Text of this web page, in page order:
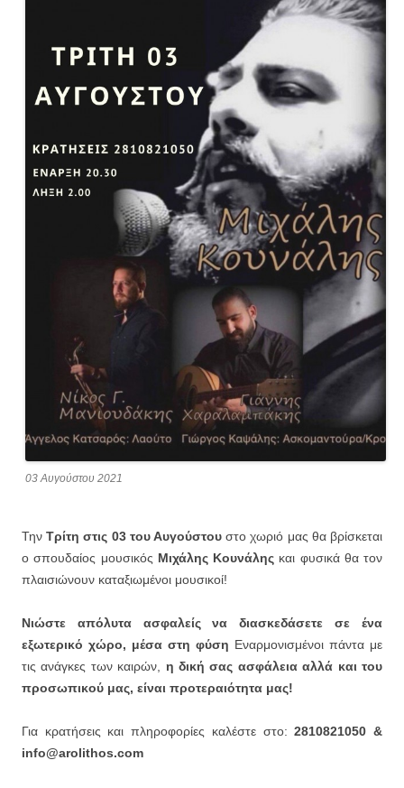
03 Αυγούστου 2021
ΤηνΤρίτη στις 03 του Αυγούστου στο χωριό μας θα βρίσκεται
ο σπουδαίος μουσικός Μιχάλης Κουνάλης και φυσικά θα τον
πλαισιώνουν καταξιωμένοι μουσικοί!
Νιώστε απόλυτα ασφαλείς να διασκεδάσετε σε ένα
εξωτερικό χώρο, μέσα στη φύση Εναρμονισμένοι πάντα με
τις ανάγκες των καιρών, η δική σας ασφάλεια αλλά και του
προσωπικού μας, είναι προτεραιότητα μας!
Για κρατήσεις και πληροφορίες καλέστε στο:2810821050 &
info@arolithos.com